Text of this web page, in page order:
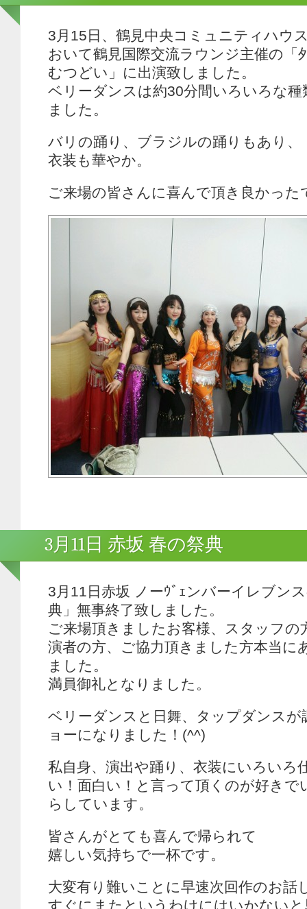
3月15日、鶴見中央コミュニティハウ
おいて鶴見国際交流ラウンジ主催の「
むつどい」に出演致しました。
ベリーダンスは約30分間いろいろな
ました。
バリの踊り、ブラジルの踊りもあり、
衣装も華やか。
ご来場の皆さんに喜んで頂き良かった
3月11日 赤坂 春の祭典
3月11日赤坂 ノーｳﾞｪンバーイレブン
典」無事終了致しました。
ご来場頂きましたお客様、スタッフの
演者の方、ご協力頂きました方本当に
ました。
満員御礼となりました。
ベリーダンスと日舞、タップダンスが
ョーになりました！(^^)
私自身、演出や踊り、衣装にいろいろ
い！面白い！と言って頂くのが好きで
らしています。
皆さんがとても喜んで帰られて
嬉しい気持ちで一杯です。
大変有り難いことに早速次回作のお話
すぐにまたというわけにはいかない